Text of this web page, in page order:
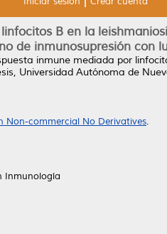
B en la
de inmunosupresión con
inmune mediada por
Universidad Autónoma de
Non-commercial No Derivatives.
Inmunología